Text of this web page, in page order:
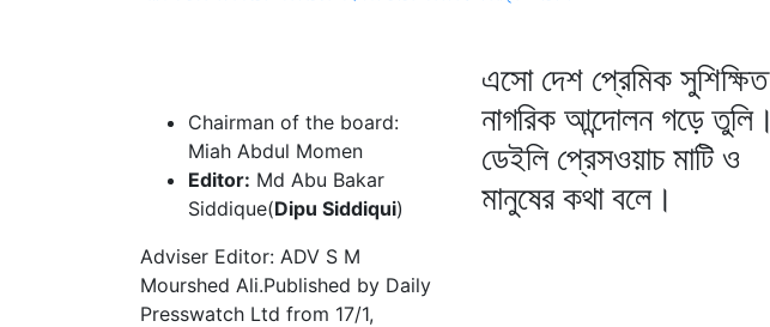
Chairman of the board:
Miah Abdul Momen
Editor: Md Abu Bakar
Siddique(Dipu Siddiqui)
Adviser Editor: ADV S M
Mourshed Ali.Published by Daily
Presswatch Ltd from 17/1,
এসো দেশ প্রেমিক সুশিক্ষিত
নাগরিক আন্দোলন গড়ে তুলি।
ডেইলি প্রেসওয়াচ মাটি ও
মানুষের কথা বলে।